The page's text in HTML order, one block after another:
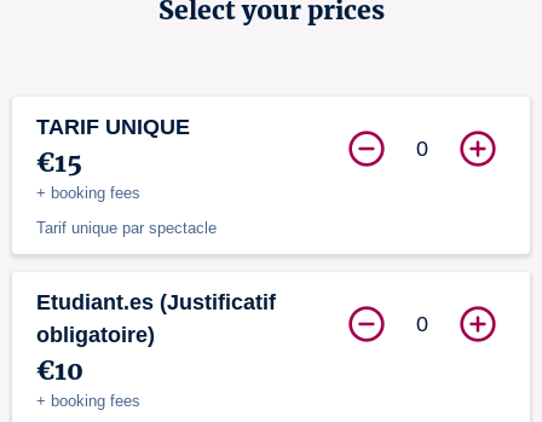
Select your prices
TARIF UNIQUE
€15
+ booking fees
Tarif unique par spectacle
0
Etudiant.es (Justificatif
obligatoire)
€10
+ booking fees
0